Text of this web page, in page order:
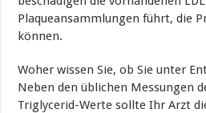
Plaqueansammlungen führt, die
können.
Woher wissen Sie, ob Sie unter
Neben den üblichen Messungen
Triglycerid-Werte sollte Ihr Arzt